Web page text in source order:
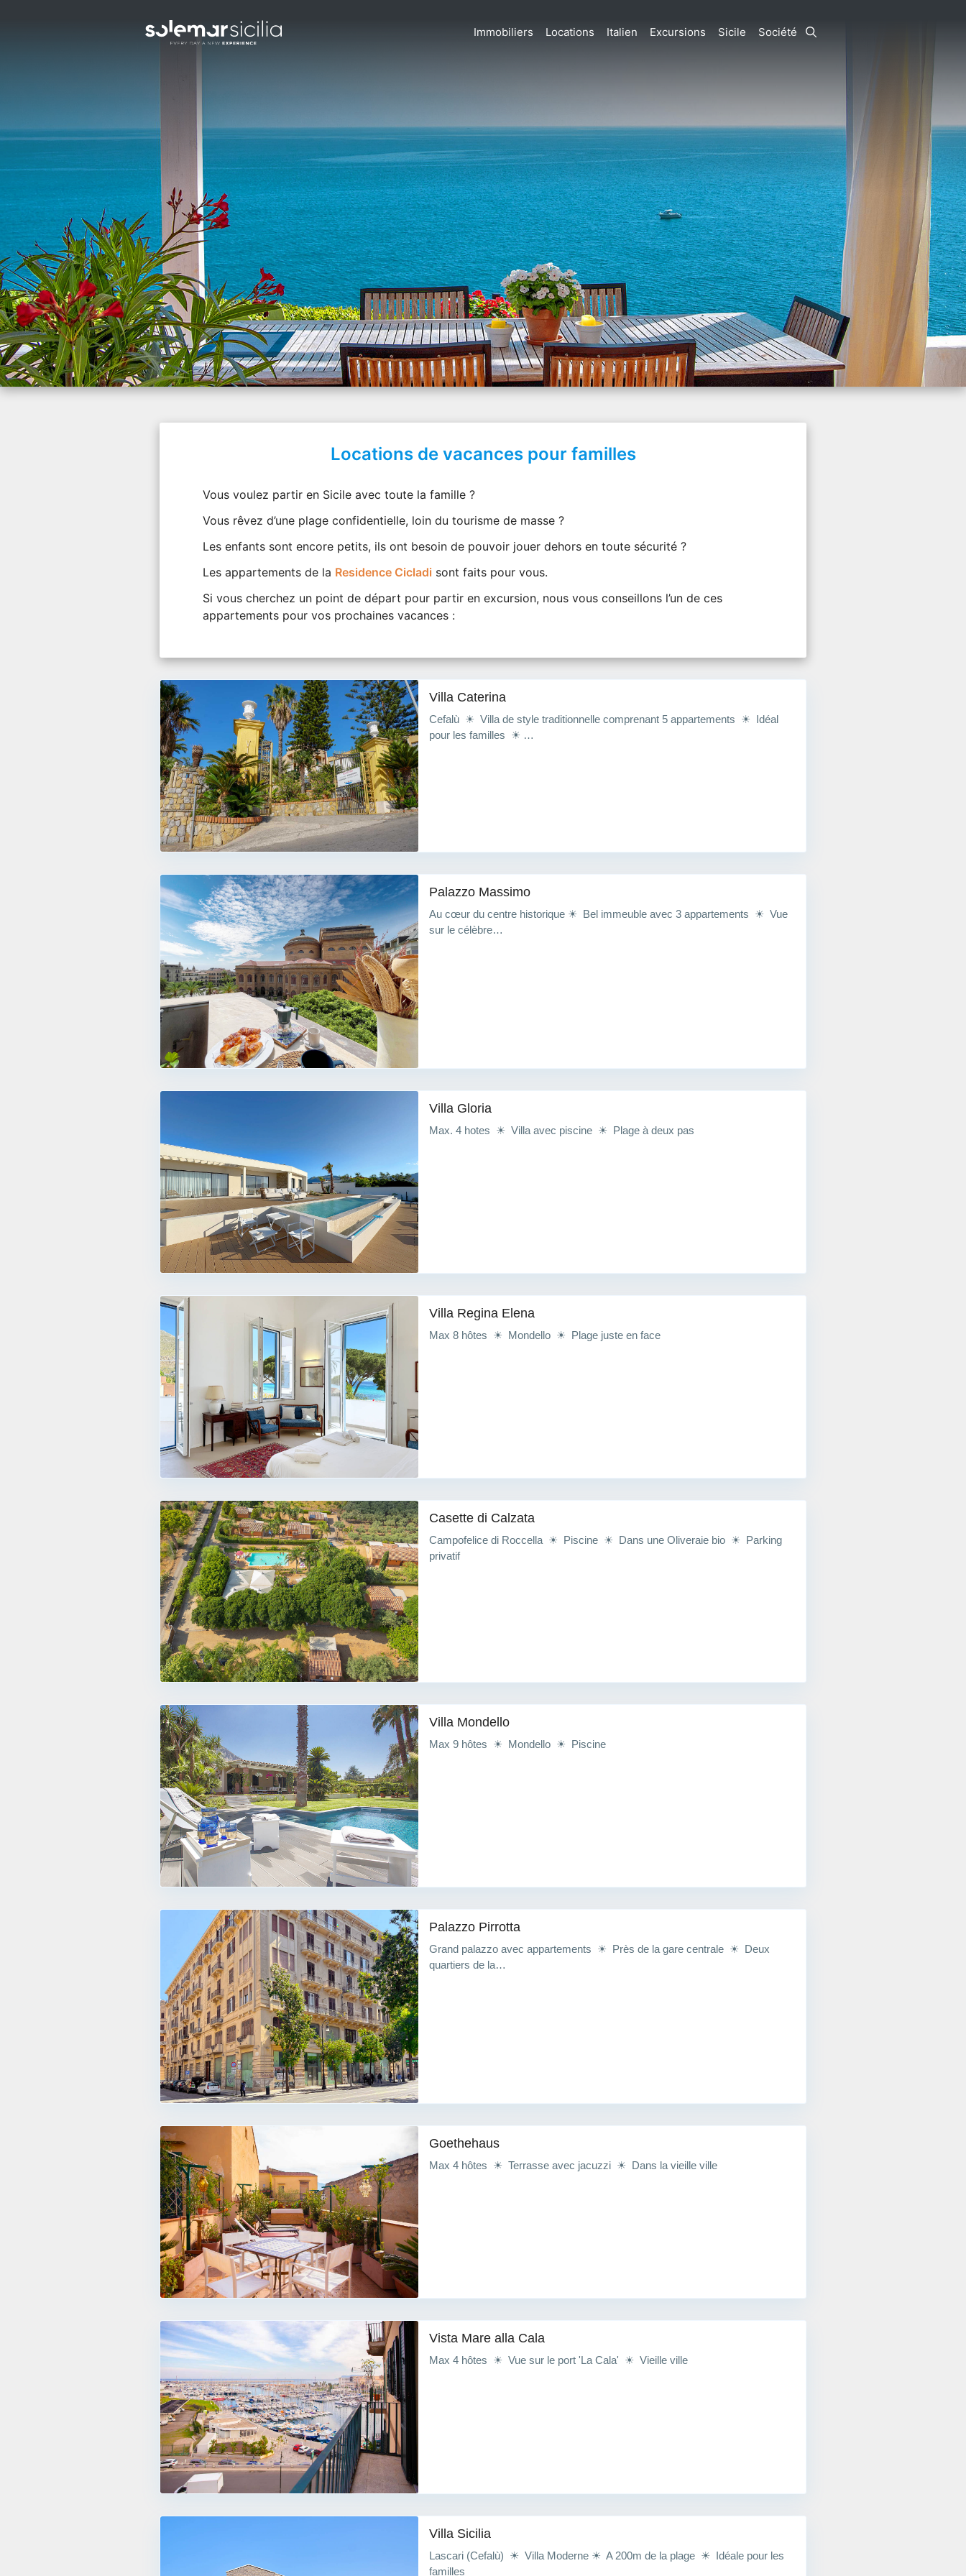
Immobiliers Locations Italien Excursions Sicile Société
Locations de vacances pour familles
Vous voulez partir en Sicile avec toute la famille ?
Vous rêvez d’une plage confidentielle, loin du tourisme de masse ?
Les enfants sont encore petits, ils ont besoin de pouvoir jouer dehors en toute sécurité ?
Les appartements de la Residence Cicladi sont faits pour vous.
Si vous cherchez un point de départ pour partir en excursion, nous vous conseillons l’un de ces
appartements pour vos prochaines vacances :
Villa Caterina
Cefalù ☀ Villa de style traditionnelle comprenant 5 appartements ☀ Idéal
pour les familles ☀ …
Palazzo Massimo
Au cœur du centre historique ☀ Bel immeuble avec 3 appartements ☀ Vue
sur le célèbre…
Villa Gloria
Max. 4 hotes ☀ Villa avec piscine ☀ Plage à deux pas
Villa Regina Elena
Max 8 hôtes ☀ Mondello ☀ Plage juste en face
Casette di Calzata
Campofelice di Roccella ☀ Piscine ☀ Dans une Oliveraie bio ☀ Parking
privatif
Villa Mondello
Max 9 hôtes ☀ Mondello ☀ Piscine
Palazzo Pirrotta
Grand palazzo avec appartements ☀ Près de la gare centrale ☀ Deux
quartiers de la…
Goethehaus
Max 4 hôtes ☀ Terrasse avec jacuzzi ☀ Dans la vieille ville
Vista Mare alla Cala
Max 4 hôtes ☀ Vue sur le port 'La Cala' ☀ Vieille ville
Villa Sicilia
Lascari (Cefalù) ☀ Villa Moderne ☀ A 200m de la plage ☀ Idéale pour les
familles